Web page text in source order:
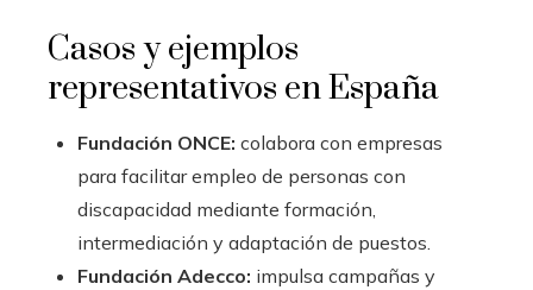
Casos y ejemplos
representativos en España
Fundación ONCE: colabora con empresas
para facilitar empleo de personas con
discapacidad mediante formación,
intermediación y adaptación de puestos.
Fundación Adecco: impulsa campañas y